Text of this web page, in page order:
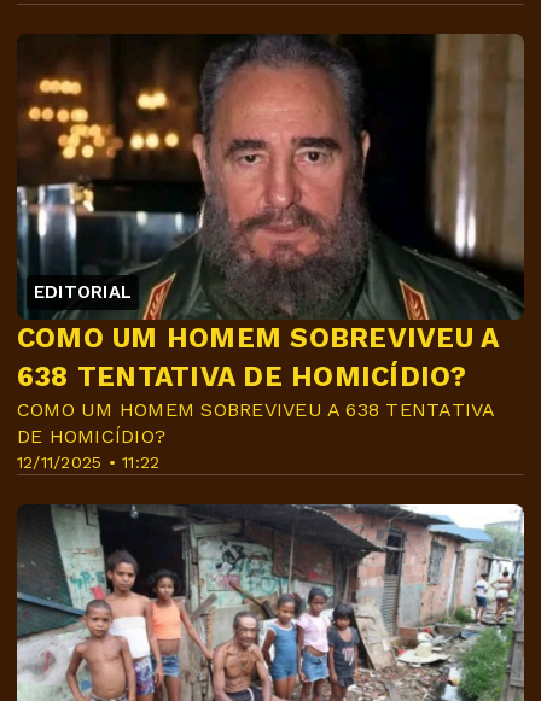
EDITORIAL
12/11/2025 • 11:22
COMO UM HOMEM SOBREVIVEU A
638 TENTATIVA DE HOMICÍDIO?
COMO UM HOMEM SOBREVIVEU A 638 TENTATIVA
DE HOMICÍDIO?